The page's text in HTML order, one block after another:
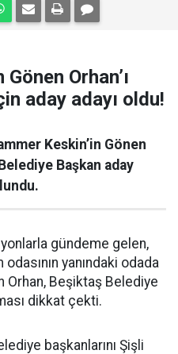
Orhan’ı
aday adayı oldu!
Keskin’in Gönen
Başkan aday
gündeme gelen,
yanındaki odada
Orhan, Beşiktaş Belediye
dikkat çekti.
başkanlarını Şişli